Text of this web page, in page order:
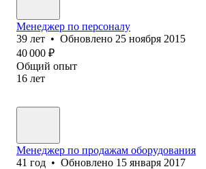
Менеджер по персоналу
39 лет • Обновлено 25 ноября 2015
40 000 ₽
Общий опыт
16 лет
Менеджер по продажам оборудования
41 год • Обновлено 15 января 2017